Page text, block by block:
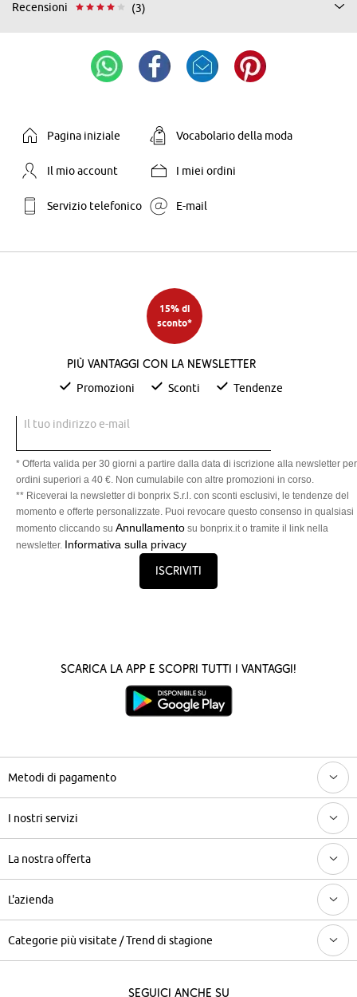
Recensioni (3)
Pagina iniziale Vocabolario della moda
Il mio account I miei ordini
Servizio telefonico E-mail
15% di
sconto*
Più vantaggi con la newsletter
Promozioni Sconti Tendenze
Il tuo indirizzo e-mail
* Offerta valida per 30 giorni a partire dalla data di iscrizione alla newsletter per
ordini superiori a 40 €. Non cumulabile con altre promozioni in corso.
** Riceverai la newsletter di bonprix S.r.l. con sconti esclusivi, le tendenze del
momento e offerte personalizzate. Puoi revocare questo consenso in qualsiasi
momento cliccando su Annullamento su bonprix.it o tramite il link nella
newsletter. Informativa sulla privacy
Iscriviti
Scarica la App e scopri tutti i vantaggi!
Metodi di pagamento
I nostri servizi
La nostra offerta
L'azienda
Categorie più visitate / Trend di stagione
Seguici anche su